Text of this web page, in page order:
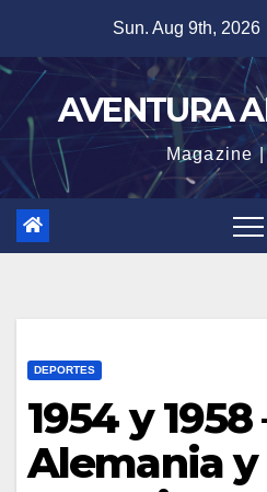
content
Sun. Aug 9th, 2026
AVENTURA
Magazine
DEPORTES
1954 y 1958
Alemania y